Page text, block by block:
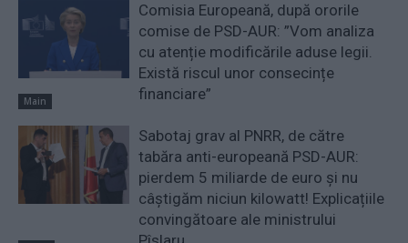
Main
Comisia Europeană, după ororile
comise de PSD-AUR: ”Vom analiza
cu atenție modificările aduse legii.
Există riscul unor consecințe
financiare”
Sabotaj grav al PNRR, de către
tabăra anti-europeană PSD-AUR:
pierdem 5 miliarde de euro și nu
câștigăm niciun kilowatt! Explicațiile
convingătoare ale ministrului